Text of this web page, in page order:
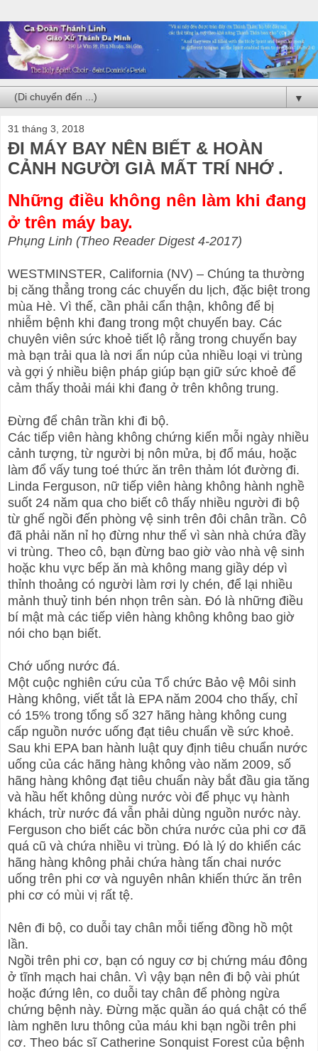
▼
31 tháng 3, 2018
ĐI MÁY BAY NÊN BIẾT & HOÀN
CẢNH NGƯỜI GIÀ MẤT TRÍ NHỚ .
Những điều không nên làm khi đang
ở trên máy bay.
Phụng Linh (Theo Reader Digest 4-2017)
WESTMINSTER, California (NV) – Chúng ta thường
bị căng thẳng trong các chuyến du lịch, đặc biệt trong
mùa Hè. Vì thế, cần phải cẩn thận, không để bị
nhiễm bệnh khi đang trong một chuyến bay. Các
chuyên viên sức khoẻ tiết lộ rằng trong chuyến bay
mà bạn trải qua là nơi ẩn núp của nhiều loại vi trùng
và gợi ý nhiều biện pháp giúp bạn giữ sức khoẻ để
cảm thấy thoải mái khi đang ở trên không trung.
Đừng để chân trần khi đi bộ.
Các tiếp viên hàng không chứng kiến mỗi ngày nhiều
cảnh tượng, từ người bị nôn mửa, bị đổ máu, hoặc
làm đổ vấy tung toé thức ăn trên thảm lót đường đi.
Linda Ferguson, nữ tiếp viên hàng không hành nghề
suốt 24 năm qua cho biết cô thấy nhiều người đi bộ
từ ghế ngồi đến phòng vệ sinh trên đôi chân trần. Cô
đã phải năn nỉ họ đừng như thế vì sàn nhà chứa đầy
vi trùng. Theo cô, bạn đừng bao giờ vào nhà vệ sinh
hoặc khu vực bếp ăn mà không mang giầy dép vì
thỉnh thoảng có người làm rơi ly chén, để lại nhiều
mảnh thuỷ tinh bén nhọn trên sàn. Đó là những điều
bí mật mà các tiếp viên hàng không không bao giờ
nói cho bạn biết.
Chớ uống nước đá.
Một cuộc nghiên cứu của Tổ chức Bảo vệ Môi sinh
Hàng không, viết tắt là EPA năm 2004 cho thấy, chỉ
có 15% trong tổng số 327 hãng hàng không cung
cấp nguồn nước uống đạt tiêu chuẩn về sức khoẻ.
Sau khi EPA ban hành luật quy định tiêu chuẩn nước
uống của các hãng hàng không vào năm 2009, số
hãng hàng không đạt tiêu chuẩn này bắt đầu gia tăng
và hầu hết không dùng nước vòi để phục vụ hành
khách, trừ nước đá vẫn phải dùng nguồn nước này.
Ferguson cho biết các bồn chứa nước của phi cơ đã
quá cũ và chứa nhiều vi trùng. Đó là lý do khiến các
hãng hàng không phải chứa hàng tấn chai nước
uống trên phi cơ và nguyên nhân khiến thức ăn trên
phi cơ có mùi vị rất tệ.
Nên đi bộ, co duỗi tay chân mỗi tiếng đồng hồ một
lần.
Ngồi trên phi cơ, bạn có nguy cơ bị chứng máu đông
ở tĩnh mạch hai chân. Vì vậy bạn nên đi bộ vài phút
hoặc đứng lên, co duỗi tay chân để phòng ngừa
chứng bệnh này. Đừng mặc quần áo quá chật có thể
làm nghẽn lưu thông của máu khi bạn ngồi trên phi
cơ. Theo bác sĩ Catherine Sonquist Forest của bệnh